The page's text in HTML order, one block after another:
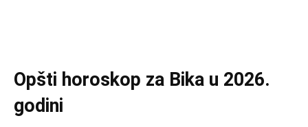
Opšti horoskop za Bika u 2026.
godini